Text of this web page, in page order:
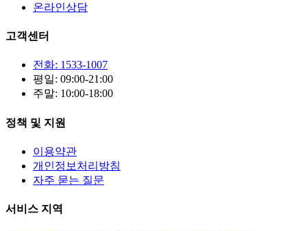
온라인상담
고객센터
전화: 1533-1007
평일: 09:00-21:00
주말: 10:00-18:00
정책 및 지원
이용약관
개인정보처리방침
자주 묻는 질문
서비스 지역